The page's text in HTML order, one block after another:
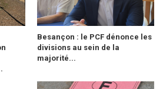
Besançon : le PCF dénonce les
divisions au sein de la
majorité...